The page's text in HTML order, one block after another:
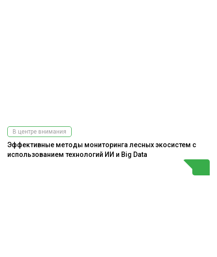
В центре внимания
Эффективные методы мониторинга лесных экосистем с
использованием технологий ИИ и Big Data